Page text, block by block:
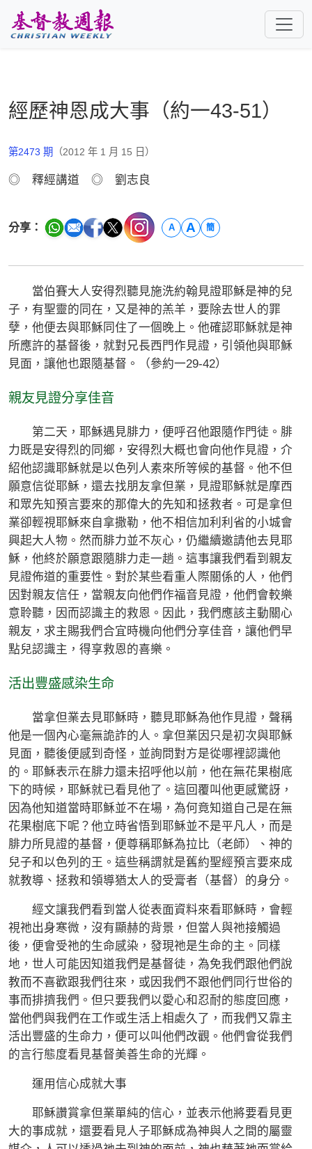
經歷神恩成大事（約一43-51）
第2473 期 （2012 年 1 月 15 日）
◎ 釋經講道 ◎ 劉志良
分享： A A 簡
當伯賽大人安得烈聽見施洗約翰見證耶穌是神的兒
子，有聖靈的同在，又是神的羔羊，要除去世人的罪
孽，他便去與耶穌同住了一個晚上。他確認耶穌就是神
所應許的基督後，就對兄長西門作見證，引領他與耶穌
見面，讓他也跟隨基督。（參約一29-42）
親友見證分享佳音
第二天，耶穌遇見腓力，便呼召他跟隨作門徒。腓
力既是安得烈的同鄉，安得烈大概也會向他作見證，介
紹他認識耶穌就是以色列人素來所等候的基督。他不但
願意信從耶穌，還去找朋友拿但業，見證耶穌就是摩西
和眾先知預言要來的那偉大的先知和拯救者。可是拿但
業卻輕視耶穌來自拿撒勒，他不相信加利利省的小城會
興起大人物。然而腓力並不灰心，仍繼續邀請他去見耶
穌，他終於願意跟隨腓力走一趟。這事讓我們看到親友
見證佈道的重要性。對於某些看重人際關係的人，他們
因對親友信任，當親友向他們作福音見證，他們會較樂
意聆聽，因而認識主的救恩。因此，我們應該主動關心
親友，求主賜我們合宜時機向他們分享佳音，讓他們早
點兒認識主，得享救恩的喜樂。
活出豐盛感染生命
當拿但業去見耶穌時，聽見耶穌為他作見證，聲稱
他是一個內心毫無詭詐的人。拿但業因只是初次與耶穌
見面，聽後便感到奇怪，並詢問對方是從哪裡認識他
的。耶穌表示在腓力還未招呼他以前，他在無花果樹底
下的時候，耶穌就已看見他了。這回覆叫他更感驚訝，
因為他知道當時耶穌並不在場，為何竟知道自己是在無
花果樹底下呢？他立時省悟到耶穌並不是平凡人，而是
腓力所見證的基督，便尊稱耶穌為拉比（老師）、神的
兒子和以色列的王。這些稱謂就是舊約聖經預言要來成
就教導、拯救和領導猶太人的受膏者（基督）的身分。
經文讓我們看到當人從表面資料來看耶穌時，會輕
視祂出身寒微，沒有顯赫的背景，但當人與祂接觸過
後，便會受祂的生命感染，發現祂是生命的主。同樣
地，世人可能因知道我們是基督徒，為免我們跟他們說
教而不喜歡跟我們往來，或因我們不跟他們同行世俗的
事而排擠我們。但只要我們以愛心和忍耐的態度回應，
當他們與我們在工作或生活上相處久了，而我們又靠主
活出豐盛的生命力，便可以叫他們改觀。他們會從我們
的言行態度看見基督美善生命的光輝。
運用信心成就大事
耶穌讚賞拿但業單純的信心，並表示他將要看見更
大的事成就，還要看見人子耶穌成為神與人之間的屬靈